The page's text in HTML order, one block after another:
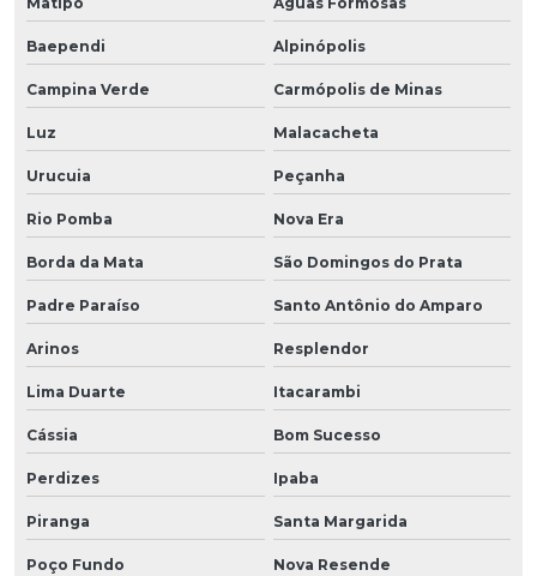
Baependi Alpinópolis
Campina Verde Carmópolis de Minas
Luz Malacacheta
Urucuia Peçanha
Rio Pomba Nova Era
Borda da Mata São Domingos do Prata
Padre Paraíso Santo Antônio do Amparo
Arinos Resplendor
Lima Duarte Itacarambi
Cássia Bom Sucesso
Perdizes Ipaba
Piranga Santa Margarida
Poço Fundo Nova Resende